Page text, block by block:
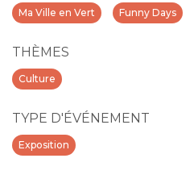
Ma Ville en Vert Funny Days
THÈMES
Culture
TYPE D'ÉVÉNEMENT
Exposition